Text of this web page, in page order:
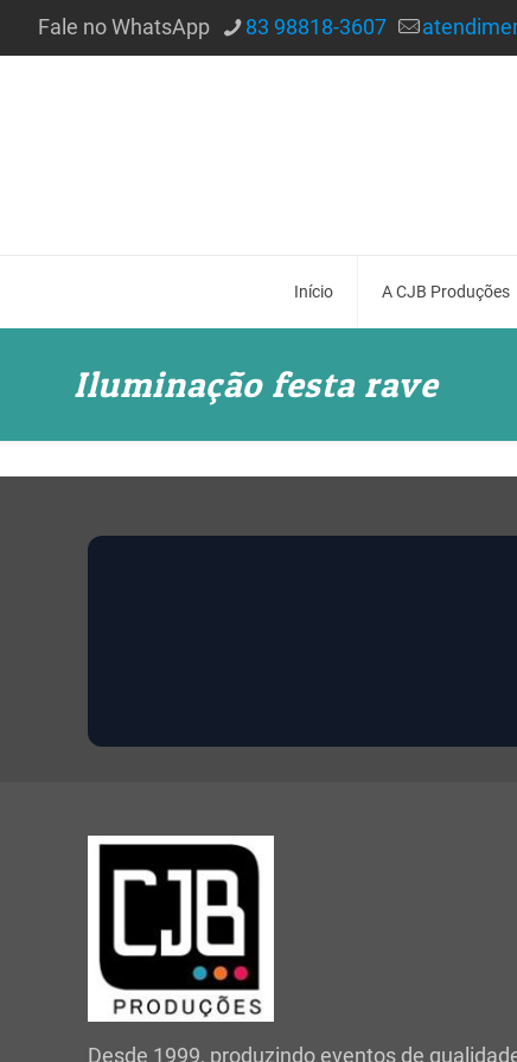
Fale no WhatsApp 83 98818-3607
Início A CJB Produções
Iluminação festa rave
Desde 1999, produzindo eventos de